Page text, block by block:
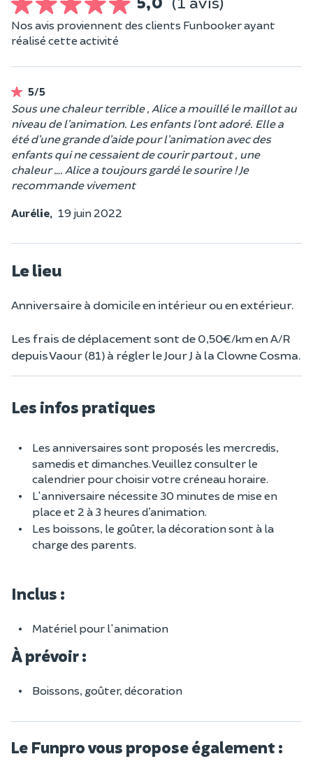
Nos avis proviennent des clients Funbooker ayant
réalisé cette activité
5/5
Sous une chaleur terrible , Alice a mouillé le maillot au
niveau de l’animation. Les enfants l’ont adoré. Elle a
été d’une grande d’aide pour l’animation avec des
enfants qui ne cessaient de courir partout , une
chaleur …. Alice a toujours gardé le sourire ! Je
recommande vivement
Aurélie, 19 juin 2022
Le lieu
Anniversaire à domicile en intérieur ou en extérieur.
Les frais de déplacement sont de 0,50€/km en A/R
depuis Vaour (81) à régler le Jour J à la Clowne Cosma.
Les infos pratiques
Les anniversaires sont proposés les mercredis,
samedis et dimanches. Veuillez consulter le
calendrier pour choisir votre créneau horaire.
L'anniversaire nécessite 30 minutes de mise en
place et 2 à 3 heures d’animation.
Les boissons, le goûter, la décoration sont à la
charge des parents.
Inclus :
Matériel pour l'animation
À prévoir :
Boissons, goûter, décoration
Le Funpro vous propose également :